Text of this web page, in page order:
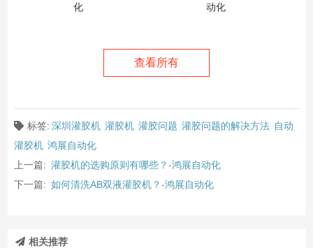
化
动化
查看所有
标签: 深圳灌胶机 灌胶机 灌胶问题 灌胶问题的解决方法 自动
灌胶机 鸿展自动化
上一篇: 灌胶机的选购原则有哪些？-鸿展自动化
下一篇: 如何清洗AB双液灌胶机？-鸿展自动化
相关推荐